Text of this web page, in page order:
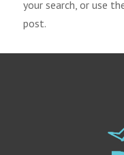
your search, or use
post.